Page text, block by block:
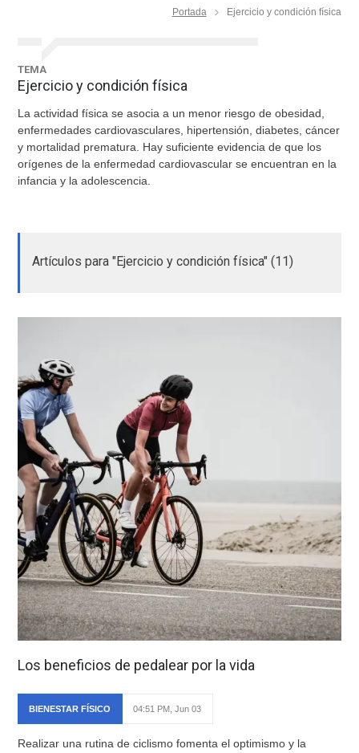
Portada Ejercicio y condición física
TEMA
Ejercicio y condición física
La actividad física se asocia a un menor riesgo de obesidad,
enfermedades cardiovasculares, hipertensión, diabetes, cáncer
y mortalidad prematura. Hay suficiente evidencia de que los
orígenes de la enfermedad cardiovascular se encuentran en la
infancia y la adolescencia.
Artículos para "Ejercicio y condición física" (11)
Los beneficios de pedalear por la vida
BIENESTAR FÍSICO 04:51 PM, Jun 03
Realizar una rutina de ciclismo fomenta el optimismo y la